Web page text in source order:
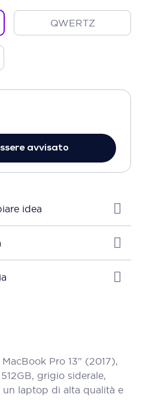
avvisato
QWERTZ
idea
Pro 13" (2017),
grigio siderale,
laptop di alta qualità e